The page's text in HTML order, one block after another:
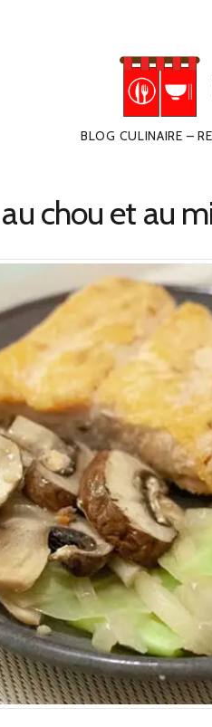
BLOG CULINAIRE –
chou et au